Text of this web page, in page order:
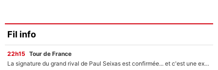
Fil info
22h15 Tour de France
La signature du grand rival de Paul Seixas est confirmée... et c'est une excellente nouvelle pour l'équipe Decathlon-CMA CGM !